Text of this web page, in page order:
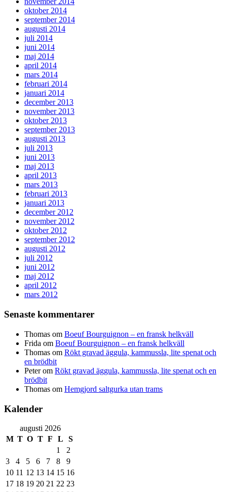
oktober 2014
september 2014
augusti 2014
juli 2014
juni 2014
maj 2014
april 2014
mars 2014
februari 2014
januari 2014
december 2013
november 2013
oktober 2013
september 2013
augusti 2013
juli 2013
juni 2013
maj 2013
april 2013
mars 2013
februari 2013
januari 2013
december 2012
november 2012
oktober 2012
september 2012
augusti 2012
juli 2012
juni 2012
maj 2012
april 2012
mars 2012
Senaste kommentarer
Thomas om Boeuf Bourguignon – en fransk helkväll
Frida om Boeuf Bourguignon – en fransk helkväll
Thomas om Rökt gravad äggula, kammussla, lite spenat och
en brödbit
Peterom Rökt gravad äggula, kammussla, lite spenat och en
brödbit
Thomas om Hemgjord saltgurka utan trams
Kalender
augusti 2026
M T O T F L
S
1
2
3
4 5 6 7 8
9
10 11 12 13 14 15 16
17 18 19 20 21 22 23